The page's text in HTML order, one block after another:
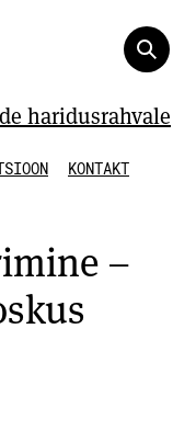
haridusrahvale
KONTAKT
–